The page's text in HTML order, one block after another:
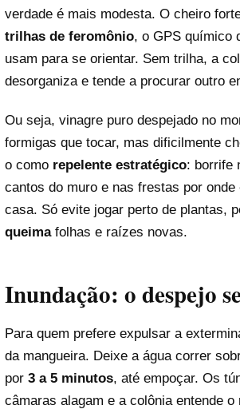
verdade é mais modesta. O cheiro
trilhas de feromônio, o GPS químico
usam para se orientar. Sem trilha, a
desorganiza e tende a procurar outro
Ou seja, vinagre puro despejado no
formigas que tocar, mas dificilmente
o como repelente estratégico: borrife
cantos do muro e nas frestas por onde
casa. Só evite jogar perto de plantas,
queimafolhas e raízes novas.
Inundação: o despejo
Para quem prefere expulsar a
da mangueira. Deixe a água correr
por 3 a 5 minutos, até empoçar. Os
câmaras alagam e a colônia entende o